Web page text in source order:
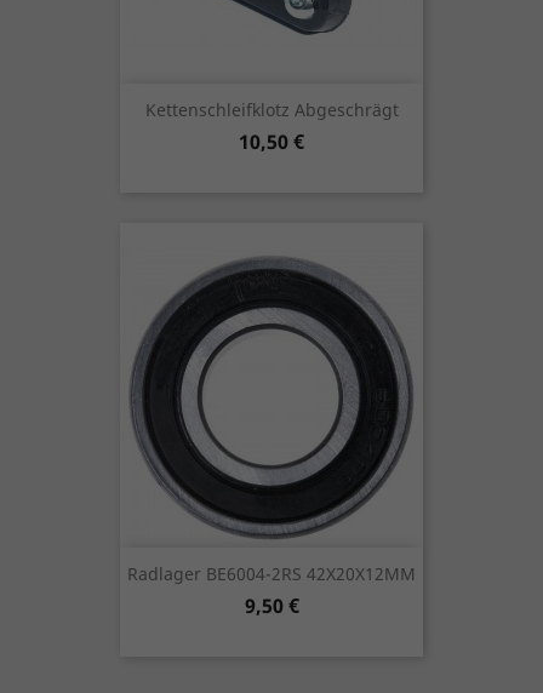
Kettenschleifklotz Abgeschrägt
Preis
10,50 €
Radlager BE6004-2RS 42X20X12MM
Preis
9,50 €